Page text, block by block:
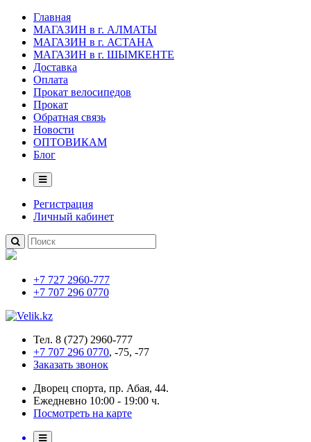
Главная
МАГАЗИН в г. АЛМАТЫ
МАГАЗИН в г. АСТАНА
МАГАЗИН в г. ШЫМКЕНТЕ
Доставка
Оплата
Прокат велосипедов
Прокат
Обратная связь
Новости
ОПТОВИКАМ
Блог
Регистрация
Личный кабинет
+7 727 2960-777
+7 707 296 0770
Тел. 8 (727) 2960-777
+7 707 296 0770, -75, -77
Заказать звонок
Дворец спорта, пр. Абая, 44.
Ежедневно 10:00 - 19:00 ч.
Посмотреть на карте